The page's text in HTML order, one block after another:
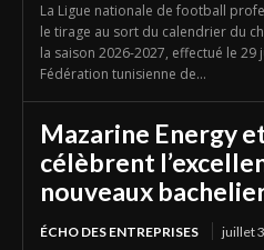
La Ligue nationale de football
le tirage au sort du calendrier du
la saison 2026-2027, effectué le
Fédération tunisienne de...
Mazarine Energy
célèbrent
nouveaux
ÉCHO DES ENTREPRISES juillet